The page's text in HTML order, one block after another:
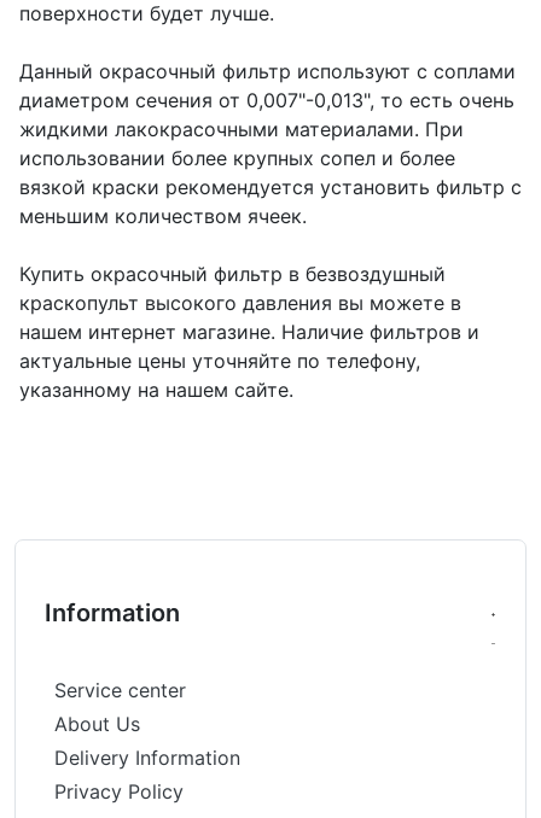
поверхности будет лучше.
Данный окрасочный фильтр используют с соплами
диаметром сечения от 0,007"-0,013", то есть очень
жидкими лакокрасочными материалами. При
использовании более крупных сопел и более
вязкой краски рекомендуется установить фильтр с
меньшим количеством ячеек.
Купить окрасочный фильтр в безвоздушный
краскопульт высокого давления вы можете в
нашем интернет магазине. Наличие фильтров и
актуальные цены уточняйте по телефону,
указанному на нашем сайте.
Information
Service center
About Us
Delivery Information
Privacy Policy